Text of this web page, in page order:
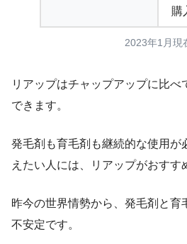
購
2023年1月現
リアップはチャップアップに比べ
できます。
発毛剤も育毛剤も継続的な使用が
えたい人には、リアップがおすす
昨今の世界情勢から、発毛剤と育
不安定です。